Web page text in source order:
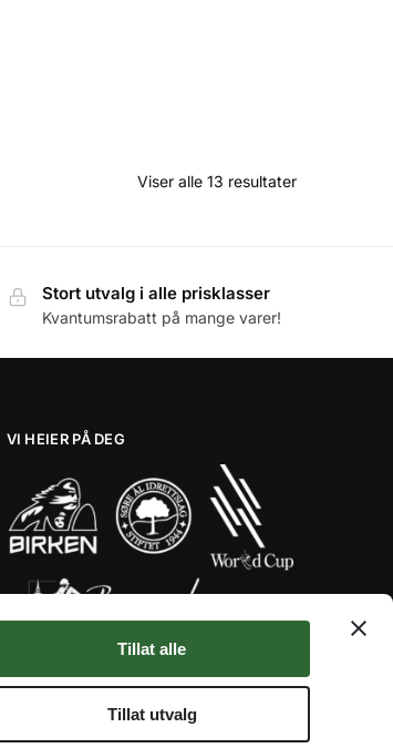
Tillat alle
Tillat utvalg
Viser alle 13 resultater
Stort utvalg i alle prisklasser
Kvantumsrabatt på mange varer!
VI HEIER PÅ DEG
Her er noen av våre fantastiske
samarbeidspartnere!